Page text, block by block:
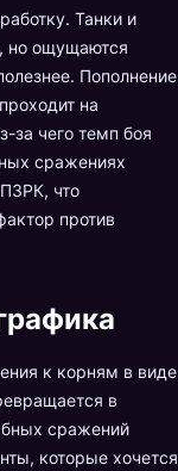
Танки и
но ощущаются
Пополнение
на
за чего темп боя
сражениях
что
против
к корням в виде
в
сражений
которые хочется